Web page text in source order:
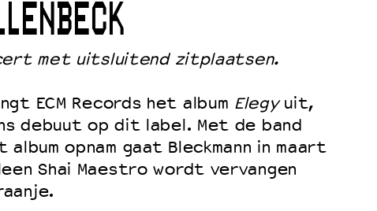
met uitsluitend zitplaatsen.
ECM Records het album Elegyuit,
debuut op dit label. Met de band
album opnam gaat Bleckmann in maart
Shai Maestro wordt vervangen